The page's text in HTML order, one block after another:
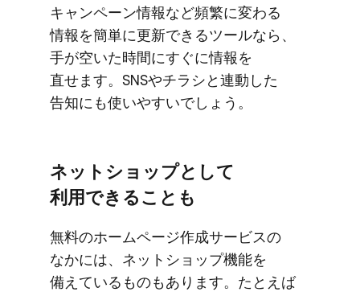
キャンペーン情報など​頻繁に​変わる​
情報を​簡単に​更新できる​ツールなら、​
手が​空いた​時間に​すぐに​情報を​
直せます。​SNSや​チラシと​連動した​
告知にも​使いやすいでしょう。
ネットショップと​して​
利用できることも
無料の​ホームページ作成サービスの​
なかには、​ネットショップ機能を​
備えている​ものも​あります。​たとえば​